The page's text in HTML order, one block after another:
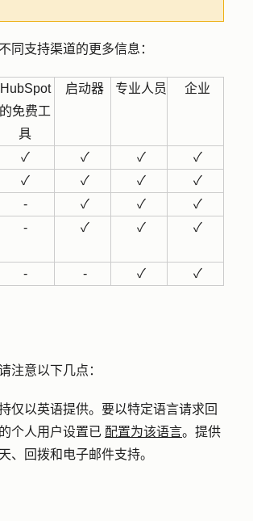
同支持渠道的更多信息：
HubSpot
的免费工
具
启动器 专业人员 企业
✓ ✓ ✓
✓
✓ ✓ ✓
✓
- ✓ ✓
✓
- ✓ ✓ ✓
- - ✓ ✓
注意以下几点：
仅以英语提供。要以特定语言请求回
个人用户设置已 配置为该语言。提供
、回拨和电子邮件支持。